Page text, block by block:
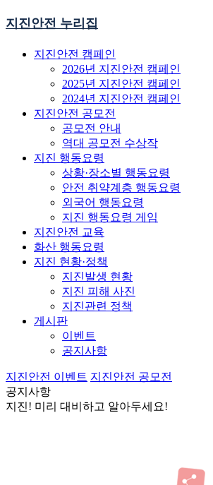
지진안전 누리집
지진안전 캠페인
2026년 지진안전 캠페인
2025년 지진안전 캠페인
2024년 지진안전 캠페인
지진안전 공모전
공모전 안내
역대 공모전 수상작
지진 행동요령
상황·장소별 행동요령
안전 취약계층 행동요령
외국어 행동요령
지진 행동요령 게임
지진안전 교육
화산 행동요령
지진 현황·정책
지진발생 현황
지진 피해 사진
지진관련 정책
게시판
이벤트
공지사항
지진안전 이벤트 지진안전 공모전
공지사항
지진! 미리 대비하고 알아두세요!